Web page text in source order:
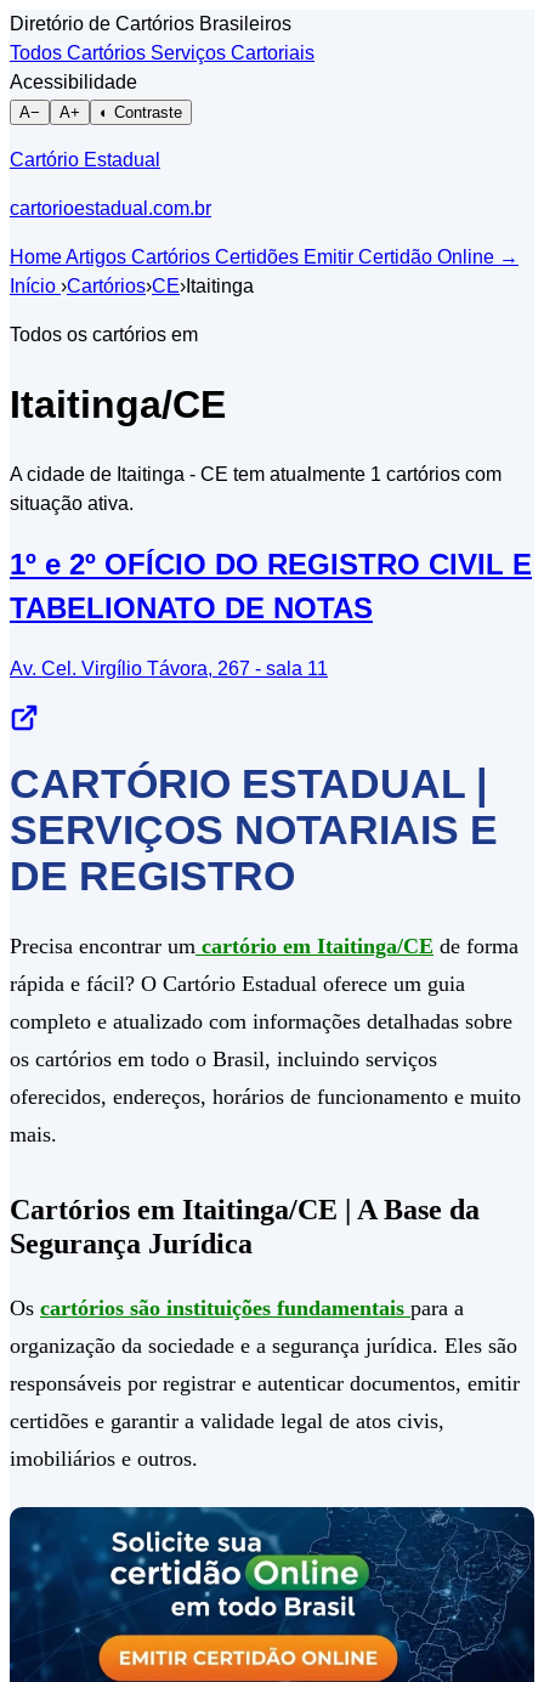
Diretório de Cartórios Brasileiros
Todos Cartórios Serviços Cartoriais
Acessibilidade
A− A+ ◐ Contraste
Cartório Estadual
cartorioestadual.com.br
HomeArtigos Cartórios Certidões Emitir Certidão Online →
Início ›Cartórios›CE› Itaitinga
Todos os cartórios em
Itaitinga/CE
A cidade de Itaitinga - CE tem atualmente 1 cartórios com
situação ativa.
1º e 2º OFÍCIO DO REGISTRO CIVIL E
TABELIONATO DE NOTAS
Av. Cel. Virgílio Távora, 267 - sala 11
CARTÓRIO ESTADUAL |
SERVIÇOS NOTARIAIS E
DE REGISTRO
Precisa encontrar um cartório em Itaitinga/CE de forma
rápida e fácil? O Cartório Estadual oferece um guia
completo e atualizado com informações detalhadas sobre
os cartórios em todo o Brasil, incluindo serviços
oferecidos, endereços, horários de funcionamento e muito
mais.
Cartórios em Itaitinga/CE | A Base da
Segurança Jurídica
Os cartórios são instituições fundamentais para a
organização da sociedade e a segurança jurídica. Eles são
responsáveis por registrar e autenticar documentos, emitir
certidões e garantir a validade legal de atos civis,
imobiliários e outros.